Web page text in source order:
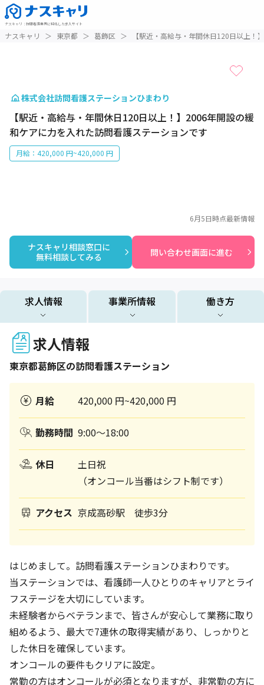
ナスキャリ ： 訪問看護業界に特化した求人サイト
ナスキャリ ＞ 東京都 ＞ 葛飾区 ＞ 【駅近・高給与・年間休日120日以上
株式会社訪問看護ステーションひまわり
【駅近・高給与・年間休日120日以上！】2006年開設の緩
和ケアに力を入れた訪問看護ステーションです
月給：420,000 円~420,000 円
ナスキャリ相談窓口に
無料相談してみる
問い合わせ画面に進む
6月5日時点最新情報
求人情報 事業所情報 働き方
求人情報
東京都葛飾区の訪問看護ステーション
月給 420,000 円~420,000 円
勤務時間 9:00～18:00
休日
土日祝
（オンコール当番はシフト制です）
アクセス 京成高砂駅 徒歩3分
はじめまして。訪問看護ステーションひまわりです。
当ステーションでは、看護師一人ひとりのキャリアとライ
フステージを大切にしています。
未経験者からベテランまで、皆さんが安心して業務に取り
組めるよう、最大で7連休の取得実績があり、しっかりと
した休日を確保しています。
オンコールの要件もクリアに設定。
常勤の方はオンコールが必須となりますが、非常勤の方に